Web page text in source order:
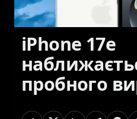
iPhone 17e
пробного